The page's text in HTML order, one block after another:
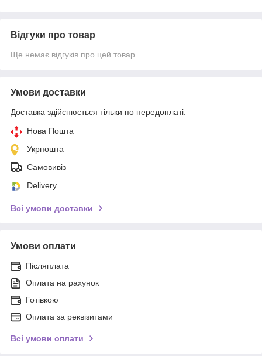
Відгуки про товар
Ще немає відгуків про цей товар
Умови доставки
Доставка здійснюється тільки по передоплаті.
Нова Пошта
Укрпошта
Самовивіз
Delivery
Всі умови доставки
Умови оплати
Післяплата
Оплата на рахунок
Готівкою
Оплата за реквізитами
Всі умови оплати